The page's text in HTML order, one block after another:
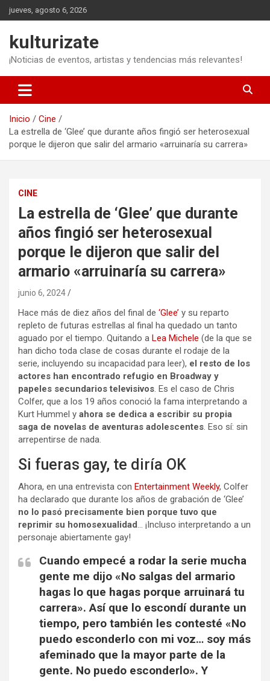
Saltar
al
jueves, agosto 6, 2026
kulturizate
¡Noticias de eventos, artistas y tendencias más relevantes!
Inicio
Cine
La estrella de ‘Glee’ que durante años fingió ser heterosexual
porque le dijeron que salir del armario «arruinaría su carrera»
CINE
La estrella de ‘Glee’ que durante
años fingió ser heterosexual
porque le dijeron que salir del
armario «arruinaría su carrera»
junio 6, 2024
Hace más de diez años del final de ‘Glee’ y su reparto
repleto de futuras estrellas al final ha quedado un tanto
aguado por el tiempo. Quitando a Lea Michele (de la que se
han dicho toda clase de cosas durante el rodaje de la
serie, incluyendo su incapacidad para leer), el resto de los
actores han encontrado refugio en Broadway y
papeles secundarios televisivos. Es el caso de Chris
Colfer, que a los 19 años conoció la fama interpretando a
Kurt Hummel y ahora se dedica a escribir su propia
saga de novelas de aventuras adolescentes. Eso sí: sin
arrepentirse de nada.
Si fueras gay, te diría OK
Ahora, en una entrevista con Entertainment Weekly, Colfer
ha declarado que durante los años de grabación de ‘Glee’
no lo pasó precisamente bien porque tuvo que
reprimir su homosexualidad… ¡Incluso interpretando a un
personaje abiertamente gay!
Cuando empecé a rodar la serie mucha
gente me dijo «No salgas del armario
hagas lo que hagas porque arruinará tu
carrera». Así que lo escondí durante un
tiempo, pero también les contesté «No
puedo esconderlo con mi voz… soy más
afeminado que la mayor parte de la
gente. No puedo esconderlo». Y